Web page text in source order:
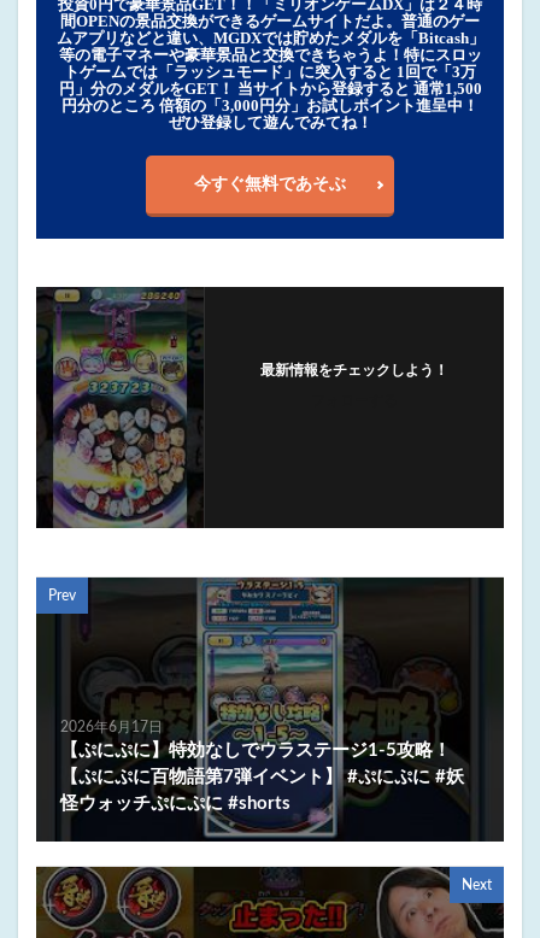
投資0円で豪華景品GET！！「ミリオンゲームDX」は２４時
間OPENの景品交換ができるゲームサイトだよ。普通のゲー
ムアプリなどと違い、MGDXでは貯めたメダルを「Bitcash」
等の電子マネーや豪華景品と交換できちゃうよ！特にスロッ
トゲームでは「ラッシュモード」に突入すると 1回で「3万
円」分のメダルをGET！ 当サイトから登録すると 通常1,500
円分のところ 倍額の「3,000円分」お試しポイント進呈中！
ぜひ登録して遊んでみてね！
今すぐ無料であそぶ
最新情報をチェックしよう！
Prev
2026年6月17日
【ぷにぷに】特効なしでウラステージ1-5攻略！
【ぷにぷに百物語第7弾イベント】 #ぷにぷに #妖
怪ウォッチぷにぷに #shorts
Next